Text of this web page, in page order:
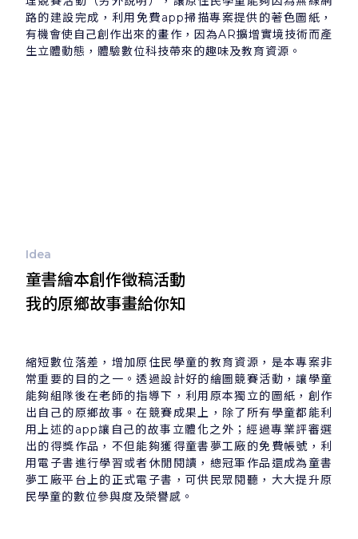
路的建設完成，利用免費app掃描專案提供的著色圖紙，
有機會使自己創作出來的畫作，因為AR擴增實境技術而產
生立體動態，體驗數位科技帶來的趣味及教育資源。
Idea
童書繪本創作徵稿活動
我的原鄉故事畫給你知
縮短數位落差，增加原住民學童的教育資源，是本專案非
常重要的目的之一。透過設計好的繪圖競賽活動，讓學童
能夠組隊後在老師的指導下，利用原本獨立的圖紙，創作
出自己的原鄉故事。在競賽成果上，除了所有學童都能利
用上述的app讓自己的故事立體化之外；經過專業評審選
出的得獎作品，不但能夠獲得童書夢工廠的免費帳號，利
用電子書進行學習或者休閒閱讀，總冠軍作品還成為童書
夢工廠平台上的正式電子書，可供民眾閱聽，大大提升原
民學童的數位參與度及榮譽感。